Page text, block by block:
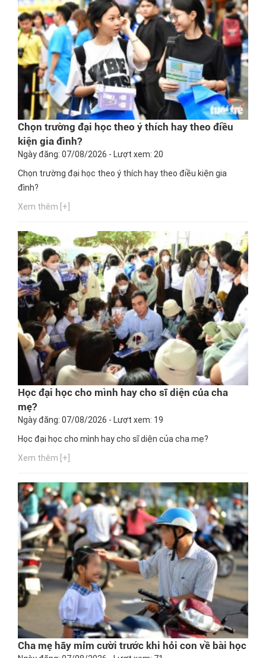
Chọn trường đại học theo ý thích hay theo điều
kiện gia đình?
Ngày đăng: 07/08/2026 - Lượt xem: 20
Chọn trường đại học theo ý thích hay theo điều kiện gia
đình?
Xem thêm [+]
Học đại học cho mình hay cho sĩ diện của cha
mẹ?
Ngày đăng: 07/08/2026 - Lượt xem: 19
Học đại học cho mình hay cho sĩ diện của cha mẹ?
Xem thêm [+]
Cha mẹ hãy mỉm cười trước khi hỏi con về bài học